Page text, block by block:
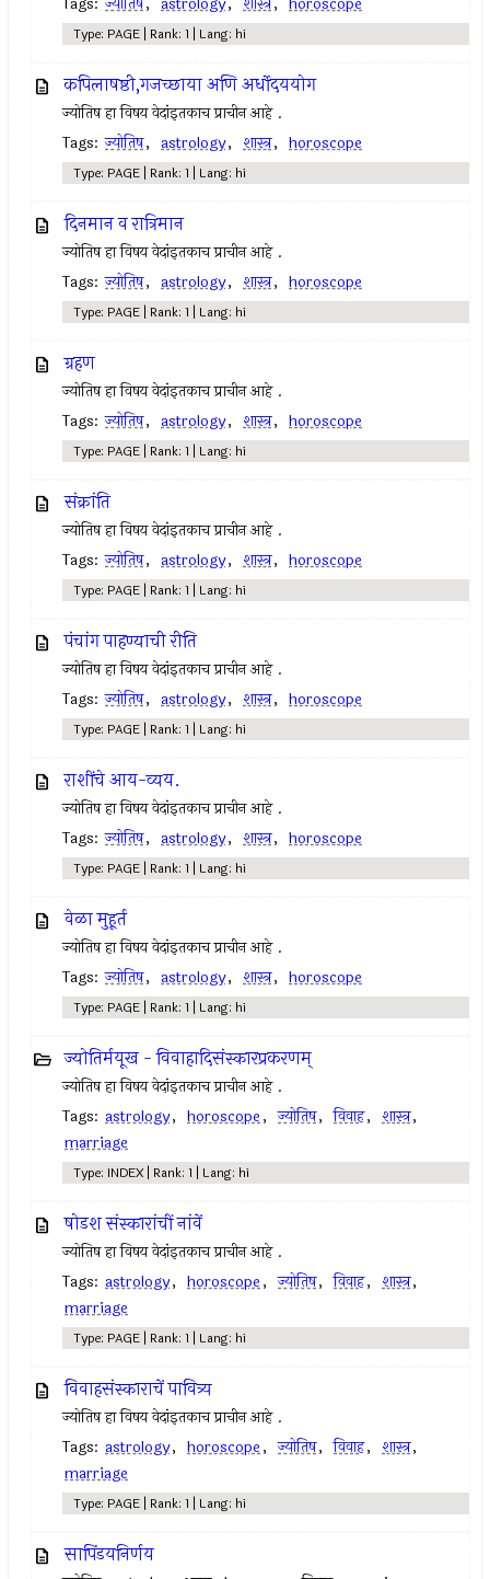
Type: PAGE | Rank: 1 | Lang: hi
कपिलाषष्ठी,गजच्छाया अणि अर्धोदययोग
ज्योतिष हा विषय वेदांइतकाच प्राचीन आहे .
Tags: ज्योतिष, astrology, शास्त्र, horoscope
Type: PAGE | Rank: 1 | Lang: hi
दिनमान व रात्रिमान
ज्योतिष हा विषय वेदांइतकाच प्राचीन आहे .
Tags: ज्योतिष, astrology, शास्त्र, horoscope
Type: PAGE | Rank: 1 | Lang: hi
ग्रहण
ज्योतिष हा विषय वेदांइतकाच प्राचीन आहे .
Tags: ज्योतिष, astrology, शास्त्र, horoscope
Type: PAGE | Rank: 1 | Lang: hi
संक्रांति
ज्योतिष हा विषय वेदांइतकाच प्राचीन आहे .
Tags: ज्योतिष, astrology, शास्त्र, horoscope
Type: PAGE | Rank: 1 | Lang: hi
पंचांग पाहण्याची रीति
ज्योतिष हा विषय वेदांइतकाच प्राचीन आहे .
Tags: ज्योतिष, astrology, शास्त्र, horoscope
Type: PAGE | Rank: 1 | Lang: hi
राशींचे आय-व्यय.
ज्योतिष हा विषय वेदांइतकाच प्राचीन आहे .
Tags: ज्योतिष, astrology, शास्त्र, horoscope
Type: PAGE | Rank: 1 | Lang: hi
वेळा मुहूर्त
ज्योतिष हा विषय वेदांइतकाच प्राचीन आहे .
Tags: ज्योतिष, astrology, शास्त्र, horoscope
Type: PAGE | Rank: 1 | Lang: hi
ज्योतिर्मयूख - विवाहादिसंस्कारप्रकरणम्
ज्योतिष हा विषय वेदांइतकाच प्राचीन आहे .
Tags: astrology, horoscope, ज्योतिष, विवाह, शास्त्र,
marriage
Type: INDEX | Rank: 1 | Lang: hi
षोडश संस्कारांचीं नांवें
ज्योतिष हा विषय वेदांइतकाच प्राचीन आहे .
Tags: astrology, horoscope, ज्योतिष, विवाह, शास्त्र,
marriage
Type: PAGE | Rank: 1 | Lang: hi
विवाहसंस्काराचें पावित्र्य
ज्योतिष हा विषय वेदांइतकाच प्राचीन आहे .
Tags: astrology, horoscope, ज्योतिष, विवाह, शास्त्र,
marriage
Type: PAGE | Rank: 1 | Lang: hi
सापिंडयनिर्णय